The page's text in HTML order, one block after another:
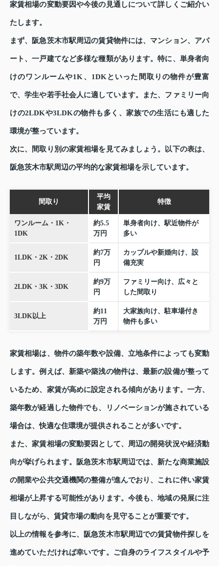
家賃相場の変動要因や今後の見通しについて詳しくご紹介い
たします。
まず、阪急茨木市駅周辺の賃貸物件には、マンション、アパ
ート、一戸建てなど多様な種類があります。特に、単身者向
けのワンルームや1K、1DKといった間取りの物件が豊富
で、学生や若手社会人に適しています。また、ファミリー向
けの2LDKや3LDKの物件も多く、家族での生活にも適した
環境が整っています。
次に、間取り別の家賃相場を見てみましょう。以下の表は、
阪急茨木市駅周辺の平均的な家賃相場を示しています。
間取り
平均
家賃
特徴
ワンルーム・1K・
1DK
約5.5
万円
単身者向け、駅近物件が
多い
1LDK・2K・2DK
約7万
円
カップルや新婚向け、設
備充実
2LDK・3K・3DK
約9万
円
ファミリー向け、広々と
した間取り
3LDK以上
約11
万円
大家族向け、駐車場付き
物件も多い
家賃相場は、物件の築年数や設備、立地条件によっても変動
します。例えば、新築や築浅の物件は、最新の設備が整って
いるため、家賃が高めに設定される傾向があります。一方、
築年数が経過した物件でも、リノベーションが施されている
場合は、快適な住環境が提供されることが多いです。
また、家賃相場の変動要因として、周辺の開発状況や経済動
向が挙げられます。阪急茨木市駅周辺では、新たな商業施設
の開業や公共交通機関の整備が進んでおり、これに伴い家賃
相場が上昇する可能性があります。今後も、地域の発展に注
目しながら、賃貸市場の動向を見守ることが重要です。
以上の情報を参考に、阪急茨木市駅周辺での賃貸物件探しを
進めていただければ幸いです。ご自身のライフスタイルや予